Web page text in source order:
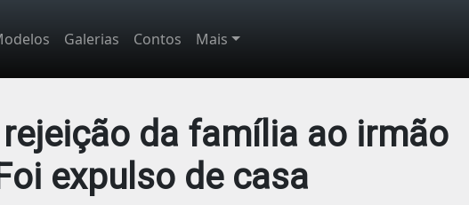
Galerias Contos Mais
da família ao irmão
expulso de casa